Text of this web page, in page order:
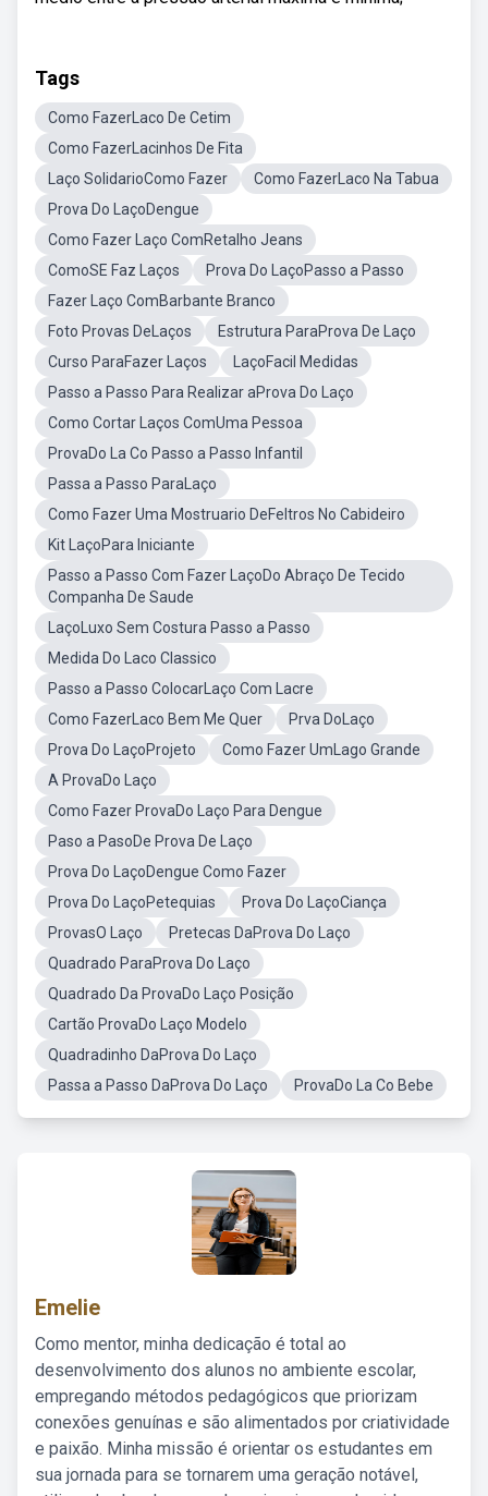
Tags
Como FazerLaco De Cetim
Como FazerLacinhos De Fita
Laço SolidarioComo Fazer
Como FazerLaco Na Tabua
Prova Do LaçoDengue
Como Fazer Laço ComRetalho Jeans
ComoSE Faz Laços
Prova Do LaçoPasso a Passo
Fazer Laço ComBarbante Branco
Foto Provas DeLaços
Estrutura ParaProva De Laço
Curso ParaFazer Laços
LaçoFacil Medidas
Passo a Passo Para Realizar aProva Do Laço
Como Cortar Laços ComUma Pessoa
ProvaDo La Co Passo a Passo Infantil
Passa a Passo ParaLaço
Como Fazer Uma Mostruario DeFeltros No Cabideiro
Kit LaçoPara Iniciante
Passo a Passo Com Fazer LaçoDo Abraço De Tecido
Companha De Saude
LaçoLuxo Sem Costura Passo a Passo
Medida Do Laco Classico
Passo a Passo ColocarLaço Com Lacre
Como FazerLaco Bem Me Quer
Prva DoLaço
Prova Do LaçoProjeto
Como Fazer UmLago Grande
A ProvaDo Laço
Como Fazer ProvaDo Laço Para Dengue
Paso a PasoDe Prova De Laço
Prova Do LaçoDengue Como Fazer
Prova Do LaçoPetequias
Prova Do LaçoCiança
ProvasO Laço
Pretecas DaProva Do Laço
Quadrado ParaProva Do Laço
Quadrado Da ProvaDo Laço Posição
Cartão ProvaDo Laço Modelo
Quadradinho DaProva Do Laço
Passa a Passo DaProva Do Laço
ProvaDo La Co Bebe
Emelie
Como mentor, minha dedicação é total ao
desenvolvimento dos alunos no ambiente escolar,
empregando métodos pedagógicos que priorizam
conexões genuínas e são alimentados por criatividade
e paixão. Minha missão é orientar os estudantes em
sua jornada para se tornarem uma geração notável,